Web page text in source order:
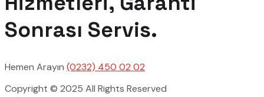
Sonrası Servis.
Hemen Arayın (0232) 450 02 02
Copyright © 2025 All Rights Reserved